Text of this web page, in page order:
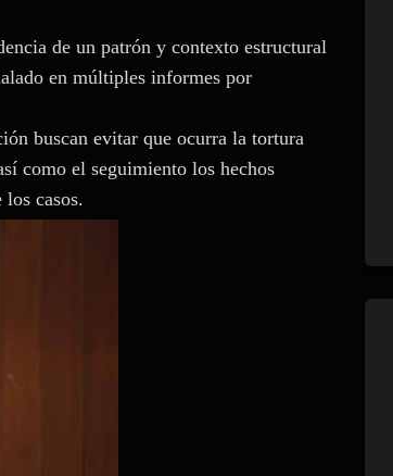
de un patrón y contexto estructural
en múltiples informes por
buscan evitar que ocurra la tortura
como el seguimiento los hechos
casos.